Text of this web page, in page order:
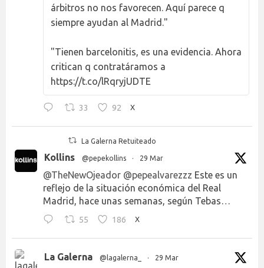
árbitros no nos favorecen. Aquí parece q
siempre ayudan al Madrid."
"Tienen barcelonitis, es una evidencia. Ahora
critican q contratáramos a
https://t.co/lRqryjUDTE
33 92 X
La Galerna Retuiteado
Kollins @pepekollins · 29 Mar
@TheNewOjeador @pepealvarezzz Este es un
reflejo de la situación económica del Real
Madrid, hace unas semanas, según Tebas…
55 186 X
La Galerna @lagalerna_ · 29 Mar